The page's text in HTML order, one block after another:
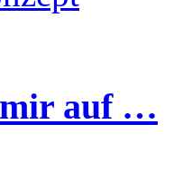
mir auf …